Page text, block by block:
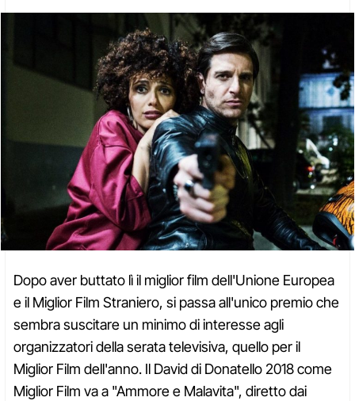
Dopo aver buttato lì il miglior film dell'Unione Europea
e il Miglior Film Straniero, si passa all'unico premio che
sembra suscitare un minimo di interesse agli
organizzatori della serata televisiva, quello per il
Miglior Film dell'anno. Il David di Donatello 2018 come
Miglior Film va a "Ammore e Malavita", diretto dai